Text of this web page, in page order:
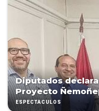
Diputados
Proyecto
ESPECTÁCULOS